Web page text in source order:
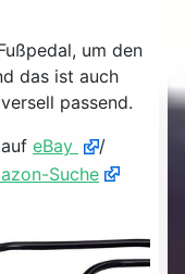
um den
das ist auch
passend.
auf eBay
/
Suche